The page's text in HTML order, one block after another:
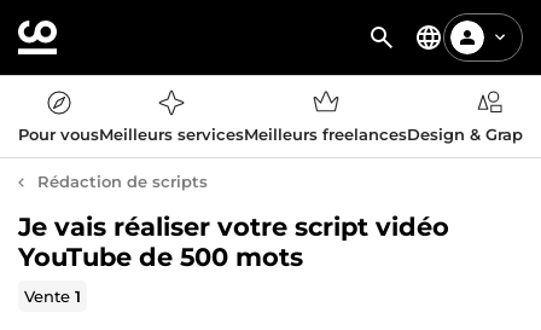
Pour vousMeilleurs servicesMeilleurs freelancesDesign &
Rédaction de scripts
Je vais réaliser votre script vidéo
YouTube de 500 mots
Vente1